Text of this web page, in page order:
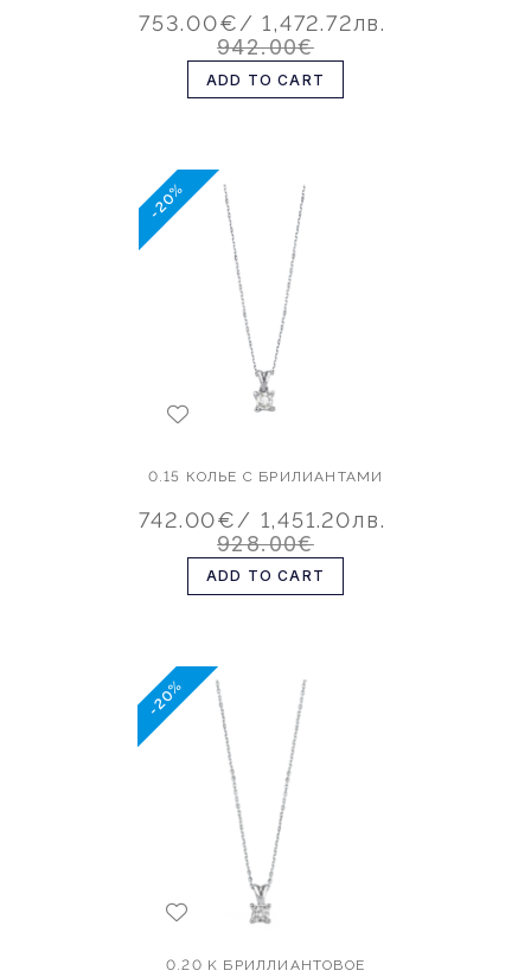
753.00€/ 1,472.72лв.
942.00€
ADD TO CART
-20%
0.15 КОЛЬЕ С БРИЛИАНТАМИ
742.00€/ 1,451.20лв.
928.00€
ADD TO CART
-20%
0.20 K БРИЛЛИАНТОВОЕ